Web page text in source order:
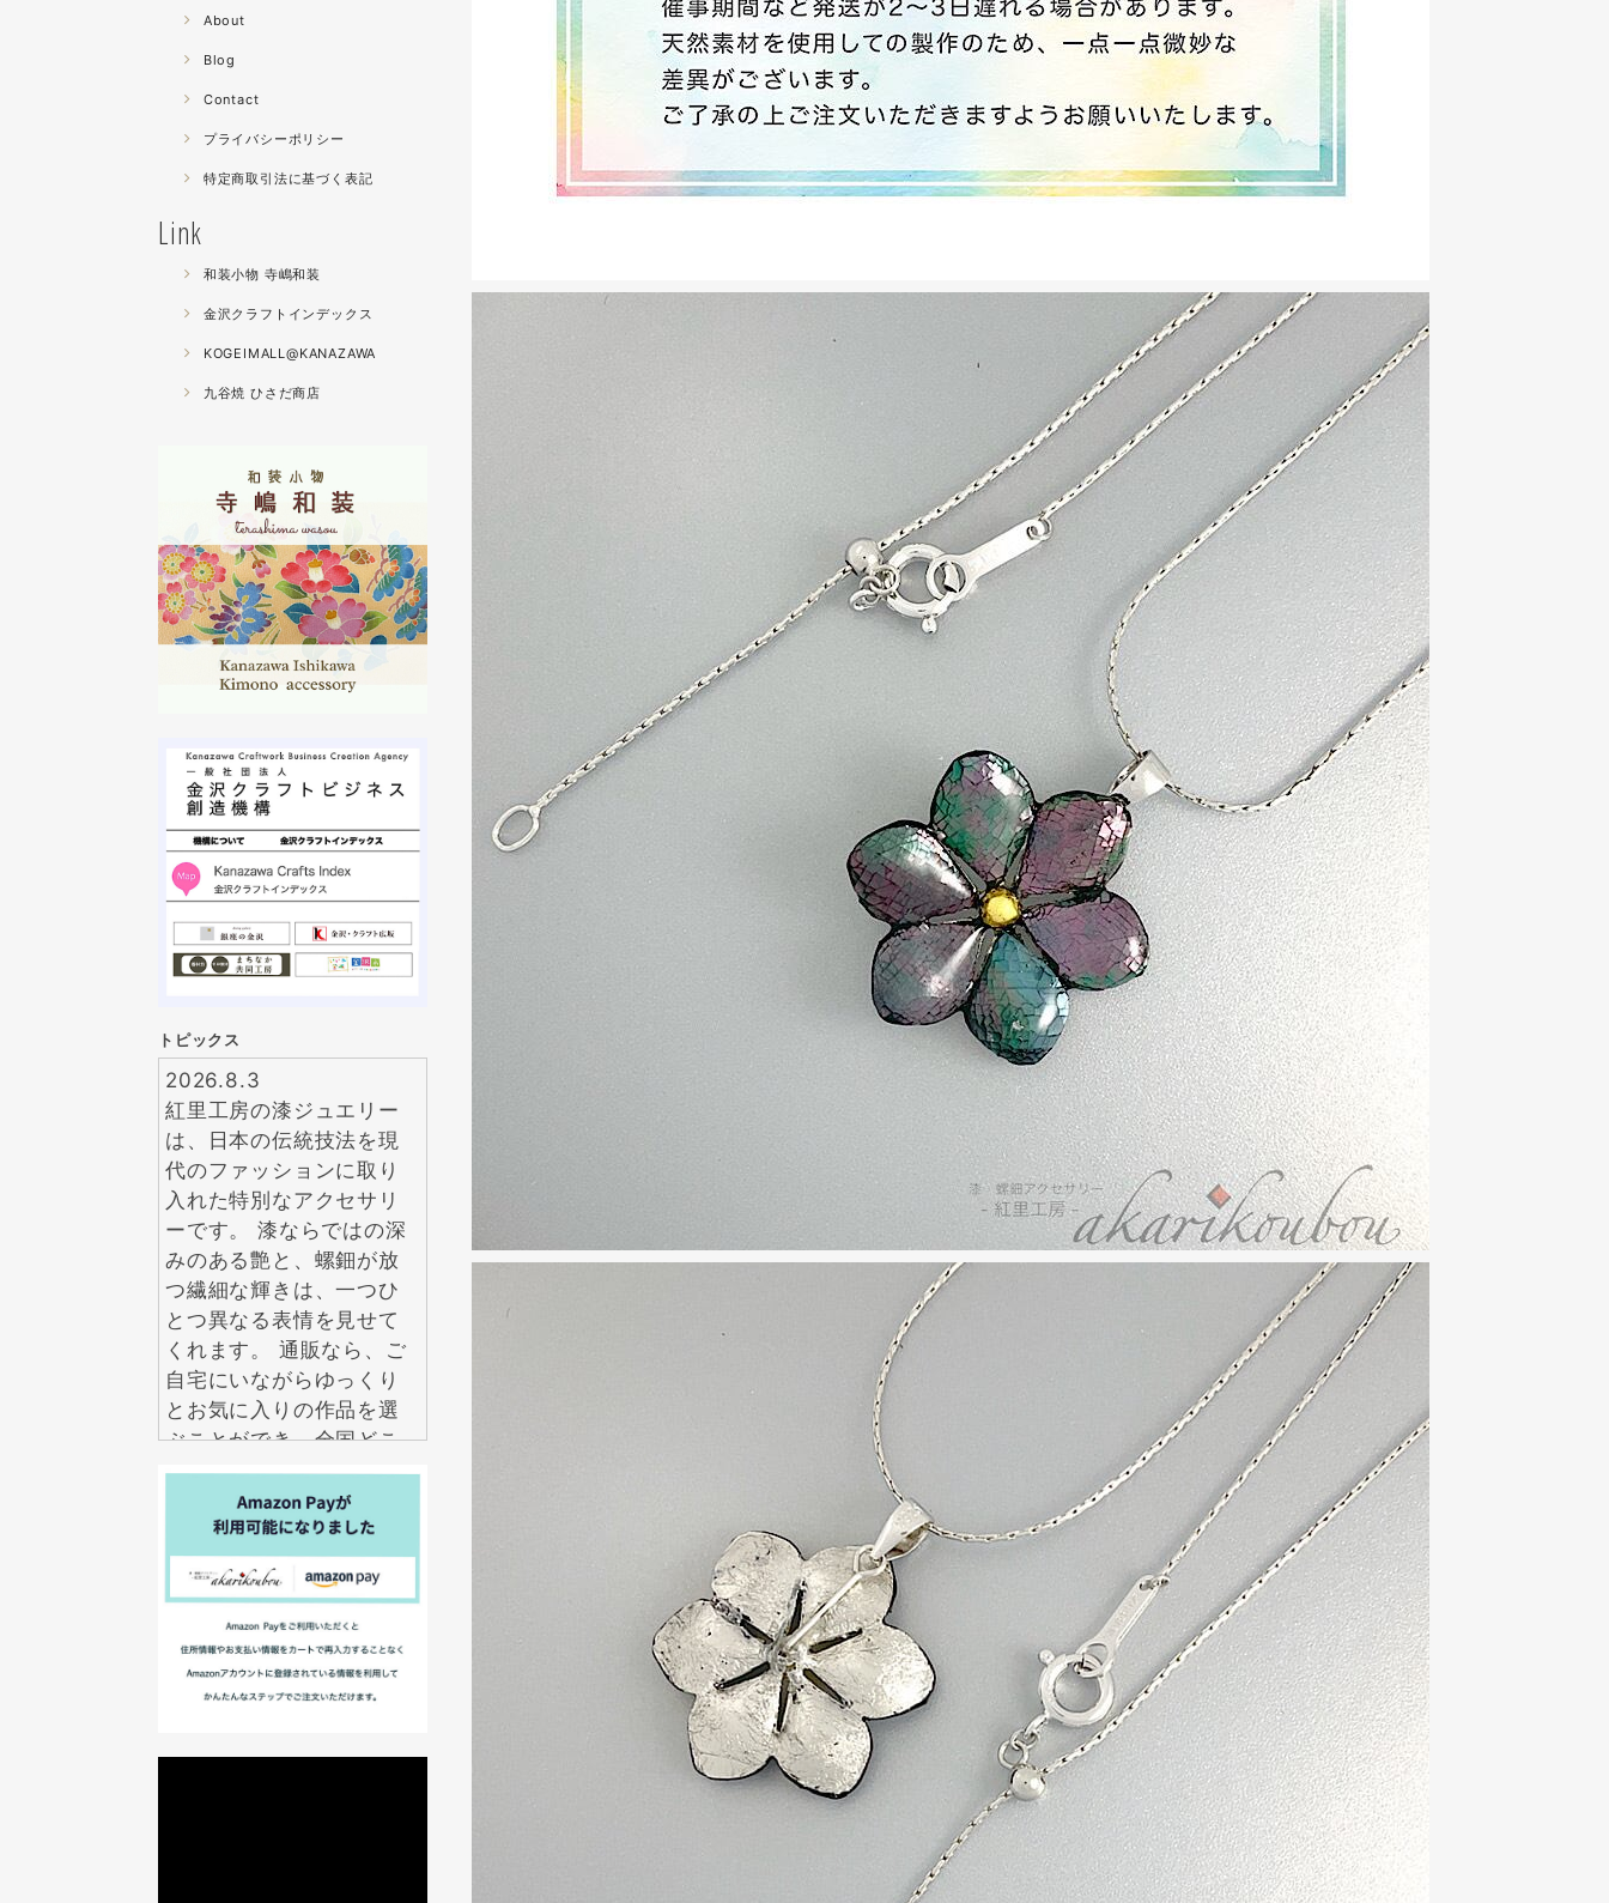
About
Blog
Contact
プライバシーポリシー
特定商取引法に基づく表記
Link
和装小物 寺嶋和装
金沢クラフトインデックス
KOGEIMALL@KANAZAWA
九谷焼 ひさだ商店
トピックス
2026.8.3
紅里工房の漆ジュエリー
は、日本の伝統技法を現
代のファッションに取り
入れた特別なアクセサリ
ーです。 漆ならではの深
みのある艶と、螺鈿が放
つ繊細な輝きは、一つひ
とつ異なる表情を見せて
くれます。 通販なら、ご
自宅にいながらゆっくり
とお気に入りの作品を選
ぶことができ、全国どこ
からでも気軽にお求めい
ただけます。
2026.7.29
アクセサリーは数多くあ
りますが、本当に長く大
切にしたいと思えるもの
は意外と多くありませ